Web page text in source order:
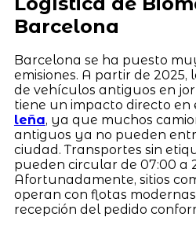
Barcelona
Barcelona se ha puesto
emisiones. A partir de 2025,
de vehículos antiguos en
tiene un impacto directo en
leña, ya que muchos
antiguos ya no pueden
ciudad. Transportes sin
pueden circular de 07:00 a
Afortunadamente, sitios
operan con flotas
recepción del pedido